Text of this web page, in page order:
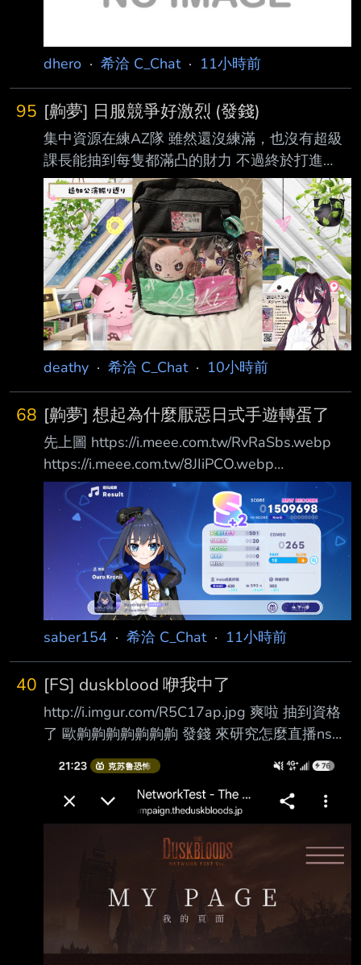
dhero · 希洽 C_Chat· 11小時前
95 [齁夢] 日服競爭好激烈 (發錢)
集中資源在練AZ隊 雖然還沒練滿，也沒有超級
課長能抽到每隻都滿凸的財力 不過終於打進
AZKi的ホロメンスコアレート前十名了 日服大
家分數怎麼都這麼高...
https://pbs.twimg.com/media/HPIC5EHbMAA4
Wjm?format=jpg 然後機率性發動的主動技真的
很看臉... 以下推文 10P * 100樓 感謝各位~ 不發
超黑名單 -- https://youtu.be/5WdqnMWJKtk?
t=5414 https://i.imgur.com/xok93dT.png ht
deathy · 希洽 C_Chat· 10小時前
68 [齁夢] 想起為什麼厭惡日式手遊轉蛋了
先上圖 https://i.meee.com.tw/RvRaSbs.webp
https://i.meee.com.tw/8JIiPCO.webp
https://i.meee.com.tw/fk8Rt5H.webp 總共17個
五星扣掉一開始選的必給的 任務給的五星卷
*1+2個必五星十連只剩13個 抽數應該是
128+10(初始三選PU池)+11(泳裝池)+201(本次
活動)+18(兩個必5星10連) =13個/368 只看這次
卡池則是6個/201 一個在3.5% 一個在3% 聽說
這是5%池? 嗯? 然後一
saber154 · 希洽 C_Chat· 11小時前
40 [FS] duskblood 咿我中了
http://i.imgur.com/R5C17ap.jpg 爽啦 抽到資格
了 歐齁齁齁齁齁齁齁 發錢 來研究怎麼直播ns好
了 -- Ebb and flow. --